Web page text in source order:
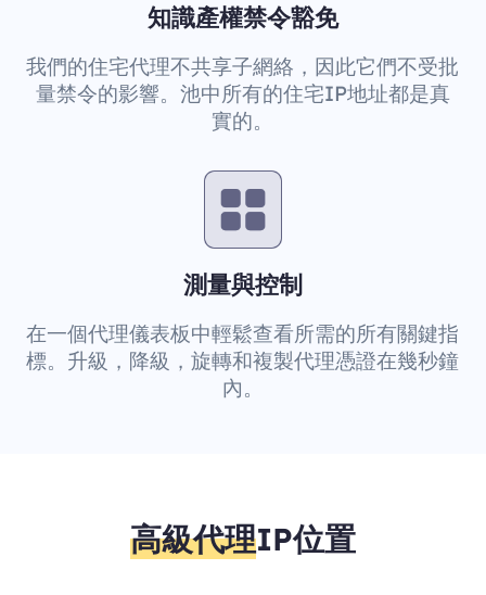
知識產權禁令豁免
我們的住宅代理不共享子網絡，因此它們不受批
量禁令的影響。池中所有的住宅IP地址都是真
實的。
測量與控制
在一個代理儀表板中輕鬆查看所需的所有關鍵指
標。升級，降級，旋轉和複製代理憑證在幾秒鐘
內。
高級代理IP位置